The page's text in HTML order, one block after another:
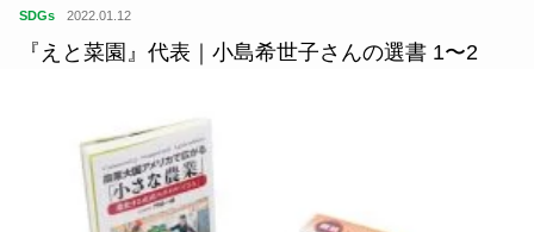
SDGs 2022.01.12
『えと菜園』代表｜小島希世子さんの選書 1〜2